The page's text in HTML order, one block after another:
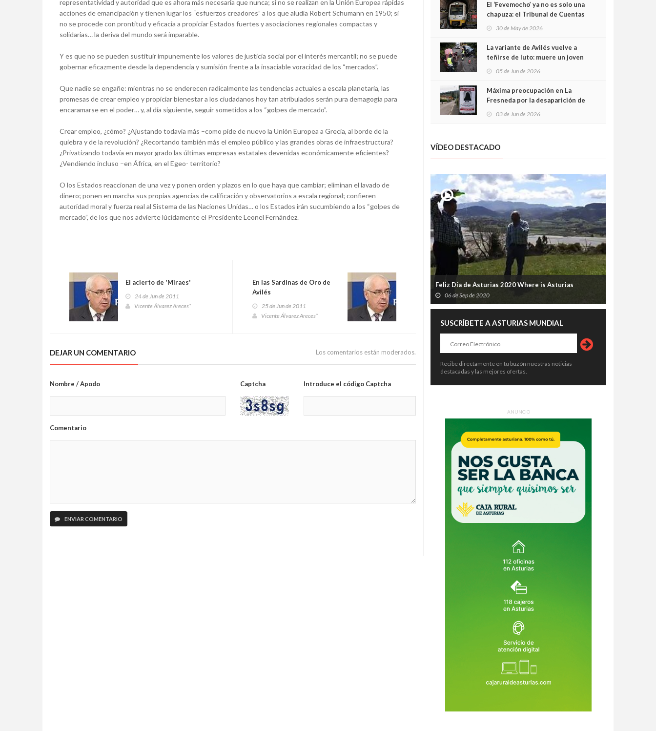
representatividad y autoridad que es ahora más necesaria que nunca; si no se realizan en la Unión Europea rápidas
acciones de emancipación y tienen lugar los “esfuerzos creadores” a los que aludía Robert Schumann en 1950; si
no se procede con prontitud y eficacia a propiciar Estados fuertes y asociaciones regionales compactas y
solidarias… la deriva del mundo será imparable.
Y es que no se pueden sustituir impunemente los valores de justicia social por el interés mercantil; no se puede
gobernar eficazmente desde la dependencia y sumisión frente a la insaciable voracidad de los “mercados”.
Que nadie se engañe: mientras no se enderecen radicalmente las tendencias actuales a escala planetaria, las
promesas de crear empleo y propiciar bienestar a los ciudadanos hoy tan atribulados serán pura demagogia para
encaramarse en el poder… y, al día siguiente, seguir sometidos a los “golpes de mercado”.
Crear empleo, ¿cómo? ¿Ajustando todavía más –como pide de nuevo la Unión Europea a Grecia, al borde de la
quiebra y de la revolución? ¿Recortando también más el empleo público y las grandes obras de infraestructura?
¿Privatizando todavía en mayor grado las últimas empresas estatales devenidas económicamente eficientes?
¿Vendiendo incluso –en África, en el Egeo- territorio?
O los Estados reaccionan de una vez y ponen orden y plazos en lo que haya que cambiar; eliminan el lavado de
dinero; ponen en marcha sus propias agencias de calificación y observatorios a escala regional; confieren
autoridad moral y fuerza real al Sistema de las Naciones Unidas… o los Estados irán sucumbiendo a los “golpes de
mercado”, de los que nos advierte lúcidamente el Presidente Leonel Fernández.
El acierto de 'Miraes'
24 de Jun de 2011
Vicente Álvarez Areces*
En las Sardinas de Oro de
Avilés
25 de Jun de 2011
Vicente Álvarez Areces*
DEJAR UN COMENTARIO Los comentarios están moderados.
Nombre / Apodo Captcha Introduce el código Captcha
Comentario
ENVIAR COMENTARIO
El ‘Fevemocho’ ya no es solo una
chapuza: el Tribunal de Cuentas
sobrecoste de los trenes que no
cabían por los túneles
30 de May de 2026
La variante de Avilés vuelve a
teñirse de luto: muere un joven
05 de Jun de 2026
Máxima preocupación en La
Fresneda por la desaparición de
03 de Jun de 2026
VÍDEO DESTACADO
Feliz Día de Asturias 2020 Where is Asturias
06 de Sep de 2020
SUSCRÍBETE A ASTURIAS MUNDIAL
Recibe directamente en tu buzón nuestras noticias
destacadas y las mejores ofertas.
ANUNCIO